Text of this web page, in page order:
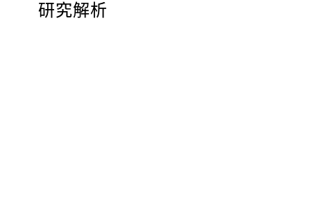
研究解析